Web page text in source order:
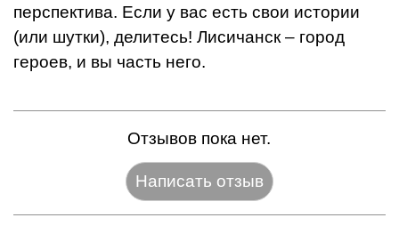
перспектива. Если у вас есть свои истории
(или шутки), делитесь! Лисичанск – город
героев, и вы часть него.
Отзывов пока нет.